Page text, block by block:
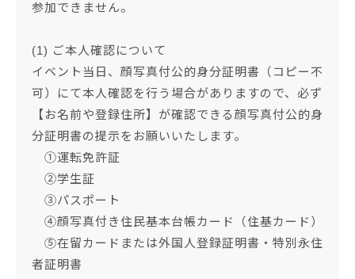
参加できません。
(1) ご本人確認について
イベント当日、顔写真付公的身分証明書（コピー不
可）にて本人確認を行う場合がありますので、必ず
【お名前や登録住所】が確認できる顔写真付公的身
分証明書の提示をお願いいたします。
①運転免許証
②学生証
③パスポート
④顔写真付き住民基本台帳カード（住基カード）
⑤在留カードまたは外国人登録証明書・特別永住
者証明書